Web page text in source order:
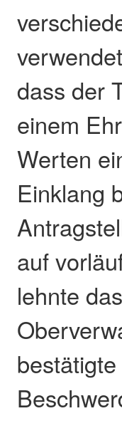
dass der
einem
Werten
Einklang
auf
lehnte